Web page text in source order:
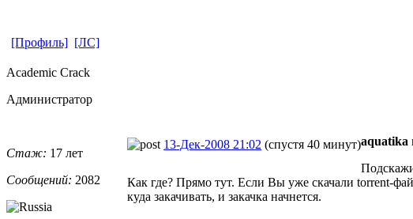
[Профиль] [ЛС]
Academic Crack
Администратор
Стаж: 17 лет
Сообщений: 2082
13-Дек-2008 21:02 (спустя 40 минут)aquatika
Как где? Прямо тут. Если Вы уже скачали torrent-
куда закачивать, и закачка начнется.